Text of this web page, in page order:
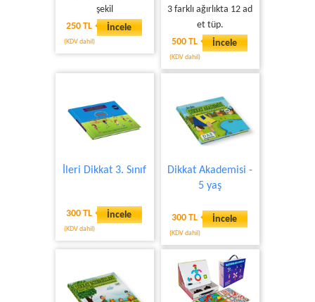
şekil
250 TL
(KDV dahil)
İncele
3 farklı ağırlıkta 12 ad
et tüp.
500 TL
(KDV dahil)
İncele
İleri Dikkat 3. Sınıf
300 TL
(KDV dahil)
İncele
Dikkat Akademisi -
5 yaş
300 TL
(KDV dahil)
İncele